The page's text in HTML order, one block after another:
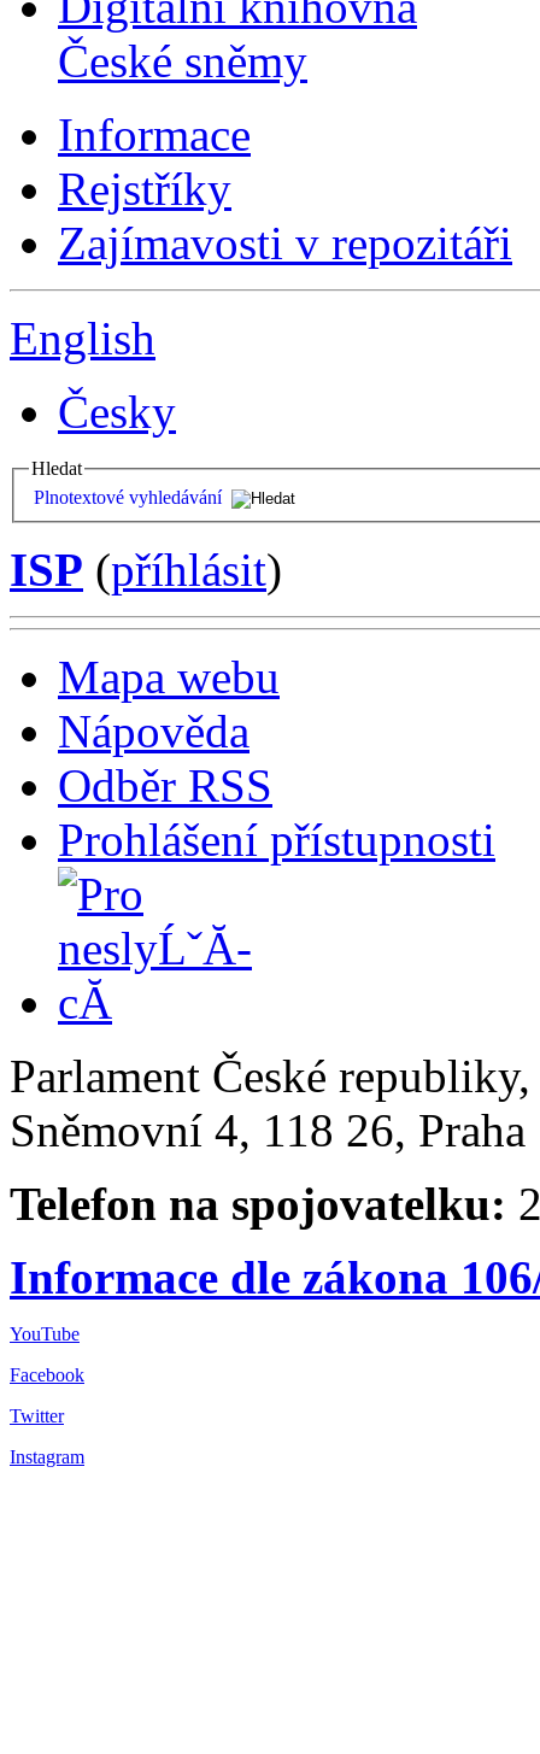
České sněmy
Informace
Rejstříky
Zajímavosti v repozitáři
English
Česky
Hledat
Plnotextové vyhledávání
ISP (příhlásit)
Mapa webu
Nápověda
Odběr RSS
Prohlášení přístupnosti
Parlament České
Sněmovní 4, 118 26,
Telefon na spojovatelku:
Informace dle zákona
YouTube
Facebook
Twitter
Instagram